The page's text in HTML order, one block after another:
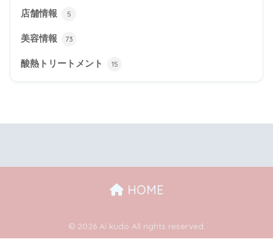
店舗情報 5
美容情報 73
酸熱トリートメント 15
HOME
© 2026 Ai kudo All rights reserved.